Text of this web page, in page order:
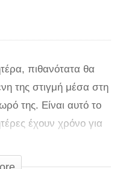
πιθανότατα θα
της στιγμή μέσα στη
της. Είναι αυτό το
έχουν χρόνο για
την ησυχία.